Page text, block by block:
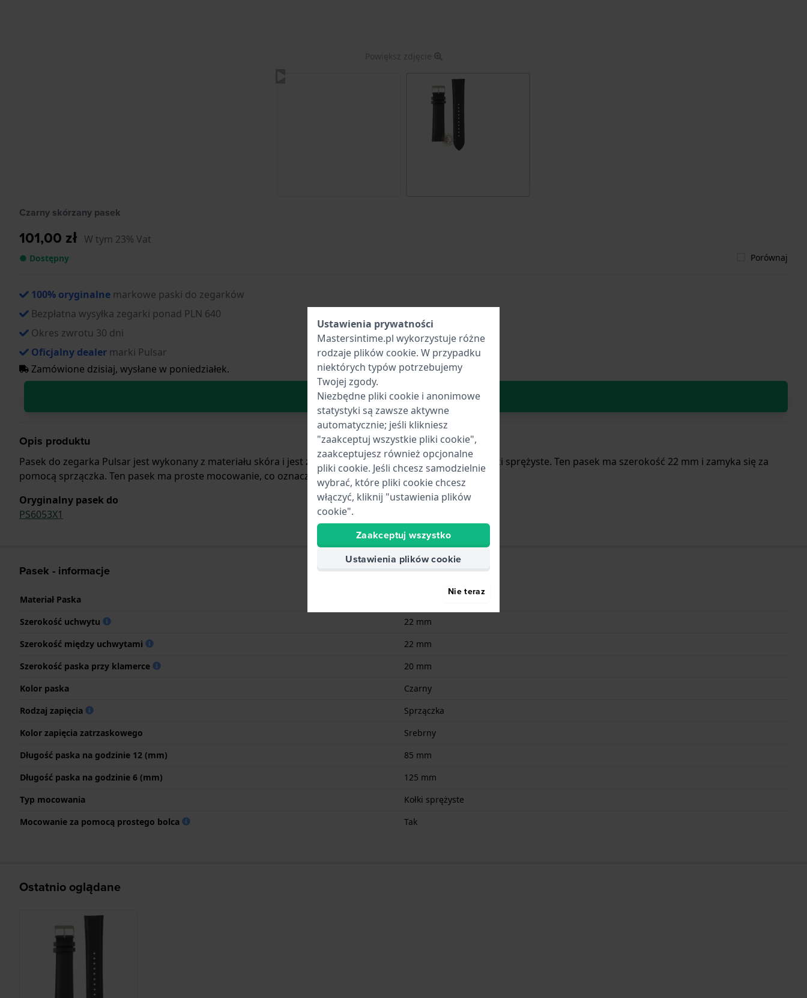
Powiększ zdjęcie
Czarny skórzany pasek
101,00 zł W tym 23% Vat
● Dostępny Porównaj
100% oryginalne markowe paski do zegarków
Bezpłatna wysyłka zegarki ponad PLN 640
Okres zwrotu 30 dni
Oficjalny dealer marki Pulsar
Zamówione dzisiaj, wysłane w poniedziałek.
W Koszyku
Opis produktu
Pasek do zegarka Pulsar jest wykonany z materiału skóra i jest zamocowany do zegarka za pomocą… kołki sprężyste. Ten pasek ma szerokość 22 mm i zamyka się za
pomocą sprzączka. Ten pasek ma proste mocowanie, co oznacza, że pasuje do.
Oryginalny pasek do
PS6053X1
Pasek - informacje
Materiał Paska
Szerokość uchwytu
22 mm
Szerokość między uchwytami
22 mm
Szerokość paska przy klamerce
20 mm
Kolor paska
Czarny
Rodzaj zapięcia
Sprzączka
Kolor zapięcia zatrzaskowego
Srebrny
Długość paska na godzinie 12 (mm)
85 mm
Długość paska na godzinie 6 (mm)
125 mm
Typ mocowania
Kołki sprężyste
Mocowanie za pomocą prostego bolca
Tak
Ostatnio oglądane
Ustawienia prywatności
Mastersintime.pl wykorzystuje różne
rodzaje plików cookie. W przypadku
niektórych typów potrzebujemy
Twojej zgody.
Niezbędne pliki cookie i anonimowe
statystyki są zawsze aktywne
automatycznie; jeśli klikniesz
"zaakceptuj wszystkie pliki cookie",
zaakceptujesz również opcjonalne
pliki cookie. Jeśli chcesz samodzielnie
wybrać, które pliki cookie chcesz
włączyć, kliknij "ustawienia plików
cookie".
Zaakceptuj wszystko
Ustawienia plików cookie
Nie teraz